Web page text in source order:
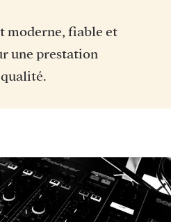
moderne, fiable et
une prestation